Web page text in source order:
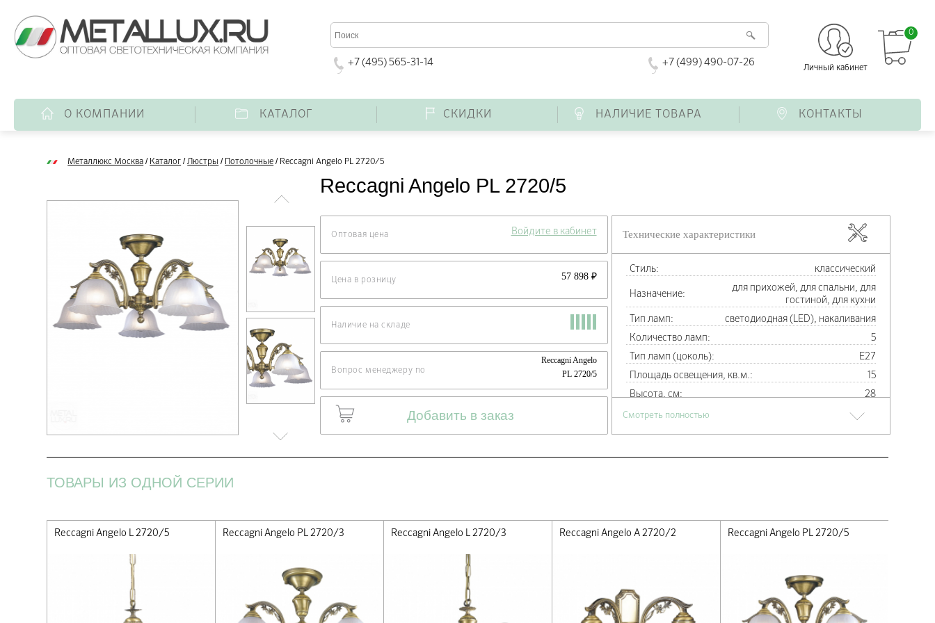
+7 (495) 565-31-14 +7 (499) 490-07-26
Личный кабинет
0
О КОМПАНИИ КАТАЛОГ СКИДКИ НАЛИЧИЕ ТОВАРА КОНТАКТЫ
Металлюкс Москва / Каталог /Люстры / Потолочные / Reccagni Angelo PL 2720/5
Reccagni Angelo PL 2720/5
Оптовая цена Войдите в кабинет
Цена в розницу 57 898 ₽
Наличие на складе
Вопрос менеджеру по
Reccagni Angelo
PL 2720/5
Добавить в заказ
Технические характеристики
Стиль: классический
Назначение:
для прихожей, для спальни, для
гостиной, для кухни
Тип ламп:
светодиодная (LED), накаливания
Количество ламп:
5
Тип ламп (цоколь):
E27
Площадь освещения, кв.м.:
15
Высота, см:
28
Диаметр, см:
60
Материал арматуры:
Латунь
Свернуть
Смотреть полностью
ТОВАРЫ ИЗ ОДНОЙ СЕРИИ
Reccagni Angelo L 2720/5 Reccagni Angelo PL 2720/3 Reccagni Angelo L 2720/3 Reccagni Angelo A 2720/2 Reccagni Angelo PL 2720/5